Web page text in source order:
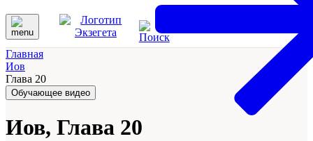
Главная
Иов
Глава 20
Обучающее видео
Иов, Глава 20